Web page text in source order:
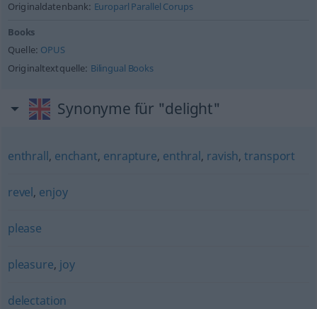
Originaldatenbank: Europarl Parallel Corups
Books
Quelle: OPUS
Originaltextquelle: Bilingual Books
Synonyme für "delight"
enthrall, enchant, enrapture, enthral, ravish,transport
revel, enjoy
please
pleasure, joy
delectation